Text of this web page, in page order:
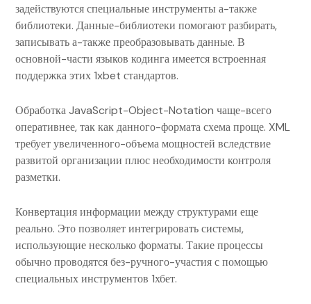
задействуются специальные инструменты а-также
библиотеки. Данные-библиотеки помогают разбирать,
записывать а-также преобразовывать данные. В
основной-части языков кодинга имеется встроенная
поддержка этих 1xbet стандартов.
Обработка JavaScript-Object-Notation чаще-всего
оперативнее, так как данного-формата схема проще. XML
требует увеличенного-объема мощностей вследствие
развитой организации плюс необходимости контроля
разметки.
Конвертация информации между структурами еще
реально. Это позволяет интегрировать системы,
использующие несколько форматы. Такие процессы
обычно проводятся без-ручного-участия с помощью
специальных инструментов 1хбет.